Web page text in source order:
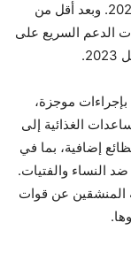
الإطاحة بالإدارة المدنية في انقلاب في أكتوبر 2021. وبعد أقل من
الدعم السريع على
موجزة،
الغذائية إلى
إضافية، بما في
النساء والفتيات.
المنشقين عن قوات